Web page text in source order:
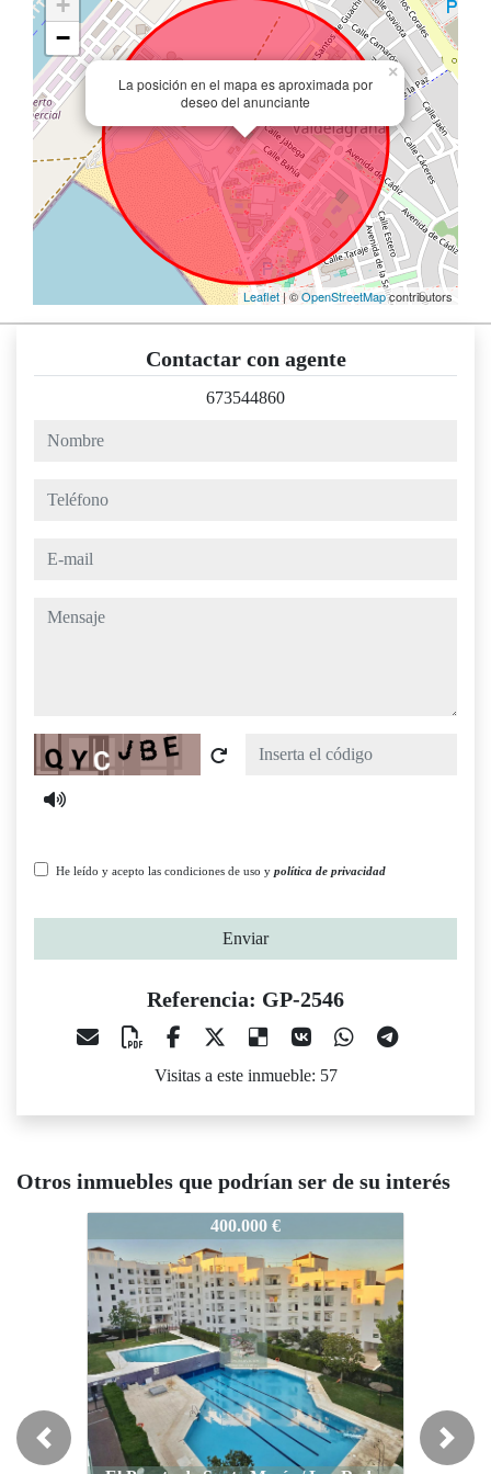
La posición en el mapa es aproximada por
deseo del anunciante
×
−
Leaflet| ©OpenStreetMapcontributors
Contactar con agente
673544860
nombre
teléfono
e-mail
mensaje
Captcha
He leído y acepto las condiciones de uso y política de privacidad
Enviar
Referencia: GP-2546
Visitas a este inmueble: 57
Otros inmuebles que podrían ser de su interés
790.000 €
Previous Next